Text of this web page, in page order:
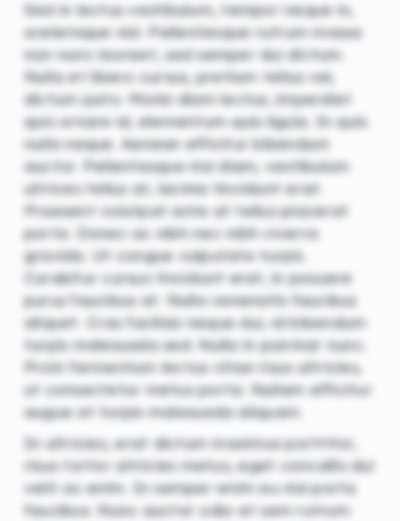
Sed in lectus vestibulum, tempor neque in,
scelerisque nisl. Pellentesque rutrum massa
non nunc laoreet, sed semper dui dictum.
Nulla et libero cursus, pretium tellus vel,
dictum justo. Morbi diam lectus, imperdiet
quis ornare id, elementum quis ligula. In quis
nulla neque. Aenean efficitur bibendum
auctor. Pellentesque nisi diam, vestibulum
ultrices tellus at, lacinia tincidunt erat.
Praesent volutpat ante at tellus placerat
porta. Donec ac nibh nec nibh viverra
gravida. Ut congue vulputate turpis.
Curabitur cursus tincidunt erat, in posuere
purus faucibus at. Nulla venenatis faucibus
aliquet. Cras facilisis neque dui, id bibendum
turpis malesuada sed. Nulla in pulvinar nunc.
Proin fermentum lectus vitae risus ultricies,
ut consectetur metus porta. Nullam efficitur
augue at turpis malesuada aliquam.
In ultricies, erat dictum maximus porttitor,
risus tortor ultricies metus, eget convallis dui
velit ac enim. In semper enim eu nisl porta
faucibus. Nunc auctor odio et sem rutrum